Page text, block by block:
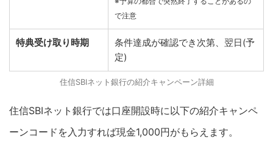
で注意
特典受け取り時期
条件達成が確認でき次第、翌日(予
定)
住信SBIネット銀行の紹介キャンペーン詳細
住信SBIネット銀行では口座開設時に以下の紹介キャンペ
ーンコードを入力すれば現金1,000円がもらえます。